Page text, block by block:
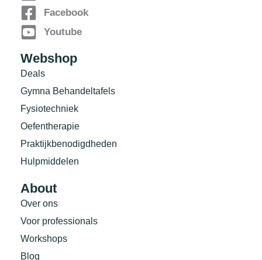
Facebook
Youtube
Webshop
Deals
Gymna Behandeltafels
Fysiotechniek
Oefentherapie
Praktijkbenodigdheden
Hulpmiddelen
About
Over ons
Voor professionals
Workshops
Blog